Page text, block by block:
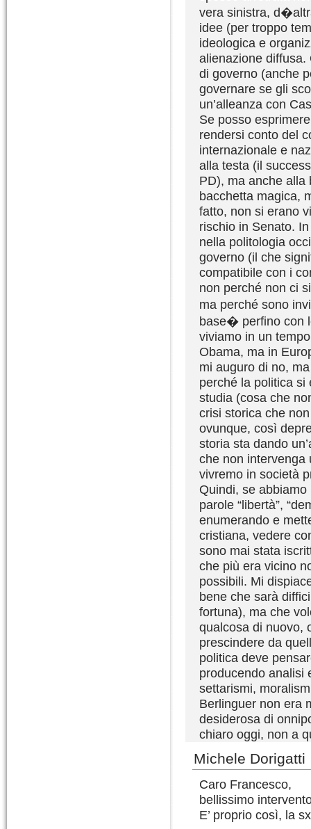
vera sinistra,
idee (per troppo
ideologica e
alienazione
di governo (anche
governare se gli
un’alleanza con
Se posso
rendersi conto del
internazionale e
alla testa (il
PD), ma anche alla
bacchetta magica,
fatto, non si erano
rischio in Senato.
nella politologia
governo (il che
compatibile con i
non perché non ci
ma perché sono
base� perfino con
viviamo in un
Obama, ma in
mi auguro di no,
perché la politica si
studia (cosa che
crisi storica che
ovunque, così
storia sta dando
che non intervenga
vivremo in società
Quindi, se
parole “libertà”,
enumerando e
cristiana, vedere
sono mai stata
che più era vicino
possibili. Mi
bene che sarà
fortuna), ma che
qualcosa di nuovo,
prescindere da
politica deve
producendo analisi
settarismi,
Berlinguer non era
desiderosa di
chiaro oggi, non a
Michele Dorigatti
Caro Francesco,
bellissimo
E’ proprio così, la